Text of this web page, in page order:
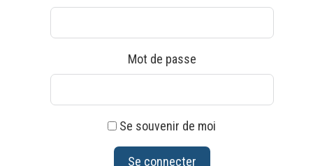
Mot de passe
Se souvenir de moi